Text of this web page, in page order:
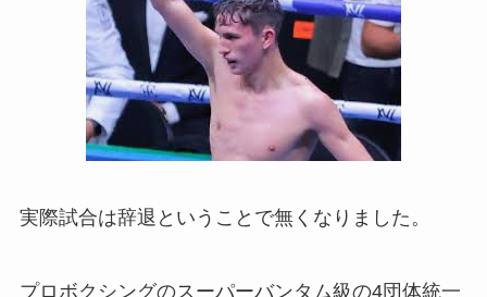
実際試合は辞退ということで無くなりました。
プロボクシングのスーパーバンタム級の4団体統一